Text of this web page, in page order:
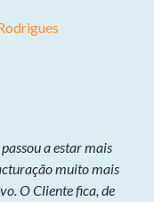
a estar mais
muito mais
O Cliente fica, de